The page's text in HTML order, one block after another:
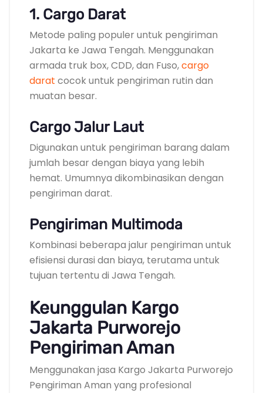
1. Cargo Darat
Metode paling populer untuk pengiriman
Jakarta ke Jawa Tengah. Menggunakan
armada truk box, CDD, dan Fuso,cargo
darat cocok untuk pengiriman rutin dan
muatan besar.
Cargo Jalur Laut
Digunakan untuk pengiriman barang dalam
jumlah besar dengan biaya yang lebih
hemat. Umumnya dikombinasikan dengan
pengiriman darat.
Pengiriman Multimoda
Kombinasi beberapa jalur pengiriman untuk
efisiensi durasi dan biaya, terutama untuk
tujuan tertentu di Jawa Tengah.
Keunggulan Kargo
Jakarta Purworejo
Pengiriman Aman
Menggunakan jasa Kargo Jakarta Purworejo
Pengiriman Aman yang profesional